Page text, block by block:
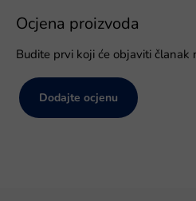
Ocjena proizvoda
Budite prvi koji će objaviti članak
Dodajte ocjenu